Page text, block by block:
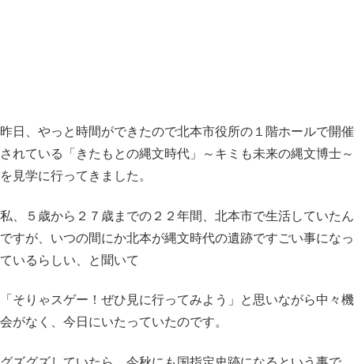
昨日、やっと時間ができたので北本市役所の１階ホールで開催
されている「きたもとの縄文時代」～キミも未来の縄文博士～
を見学に行ってきました。
私、５歳から２７歳までの２２年間、北本市で生活していたん
ですが、いつの間にか北本が縄文時代の遺跡ですごい事になっ
ているらしい、と聞いて
「そりゃスゲー！ぜひ見に行ってみよう」と思いながら中々機
会がなく、今日にいたっていたのです。